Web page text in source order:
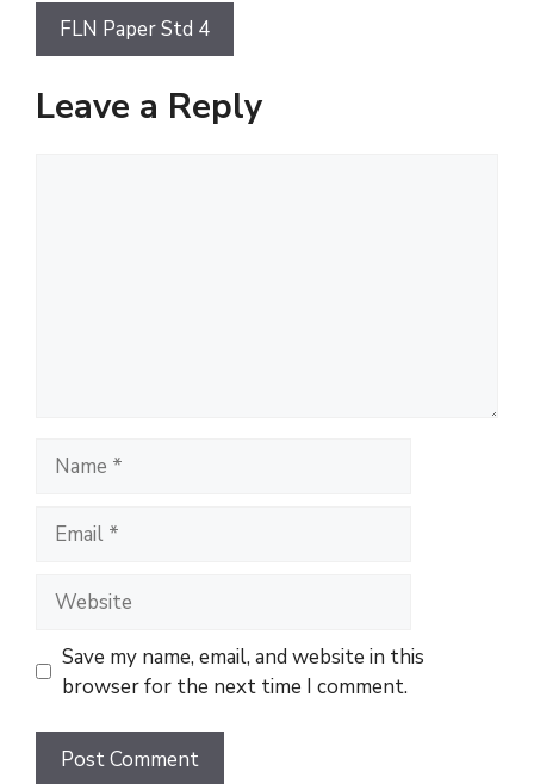
FLN Paper Std 4
Leave a Reply
Name
Email
Website
Save my name, email, and website in this
browser for the next time I comment.